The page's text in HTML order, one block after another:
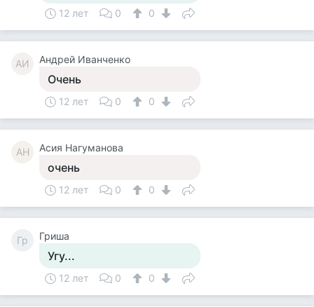
12 лет 0 0
АИ Андрей Иванченко
Очень
12 лет 0 0
АН Асия Нагуманова
очень
12 лет 0 0
Гр Гриша
Угу...
12 лет 0 0